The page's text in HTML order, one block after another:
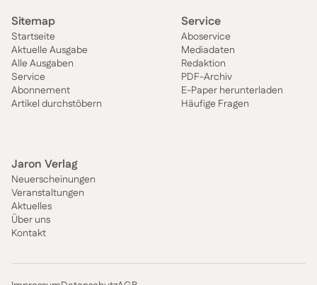
Sitemap
Startseite
Aktuelle Ausgabe
Alle Ausgaben
Service
Abonnement
Artikel durchstöbern
Service
Aboservice
Mediadaten
Redaktion
PDF-Archiv
E-Paper herunterladen
Häufige Fragen
Jaron Verlag
Neuerscheinungen
Veranstaltungen
Aktuelles
Über uns
Kontakt